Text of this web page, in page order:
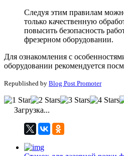
Следуя этим правилам
только качественную
повысить безопасность
фрезерном оборудовании.
Для ознакомления с
оборудовании рекомендуется
Republished by Blog Post Promoter
Загрузка...